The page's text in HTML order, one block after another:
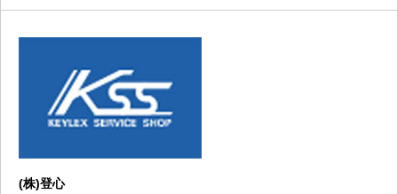
(株)登心